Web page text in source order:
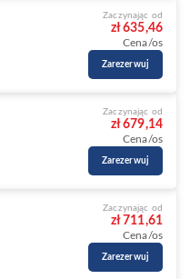
Zaczynając od
zł 635,46
Cena/os
Zarezerwuj
Zaczynając od
zł 679,14
Cena/os
Zarezerwuj
Zaczynając od
zł 711,61
Cena/os
Zarezerwuj